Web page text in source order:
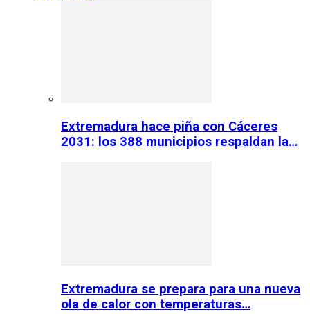
Extremadura hace piña con Cáceres
2031: los 388 municipios respaldan la…
Extremadura se prepara para una nueva
ola de calor con temperaturas…